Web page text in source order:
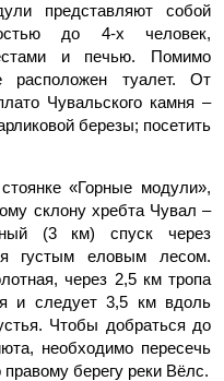
представляют собой
до 4-х человек,
и печью. Помимо
расположен туалет. От
Чувальского камня –
березы; посетить
«Горные модули»,
склону хребта Чувал –
(3 км) спуск через
густым еловым лесом.
через 2,5 км тропа
и следует 3,5 км вдоль
Чтобы добраться до
необходимо пересечь
берегу реки Вёлс.